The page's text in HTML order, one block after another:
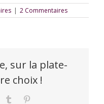
| 2 Commentaires
sur la plate-
choix !
Tumblr